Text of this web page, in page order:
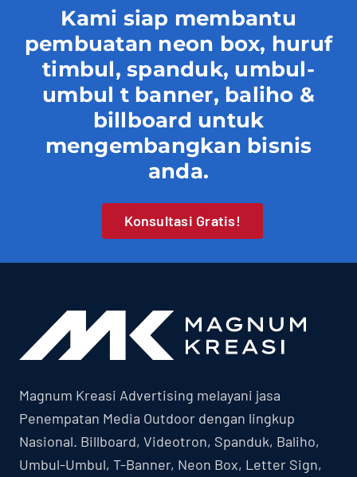
Kami siap membantu
pembuatan neon box, huruf
timbul, spanduk, umbul-
umbul t banner, baliho &
billboard untuk
mengembangkan bisnis
anda.
Konsultasi Gratis!
Magnum Kreasi Advertising melayani jasa
Penempatan Media Outdoor dengan lingkup
Nasional. Billboard, Videotron, Spanduk, Baliho,
Umbul-Umbul, T-Banner, Neon Box, Letter Sign,